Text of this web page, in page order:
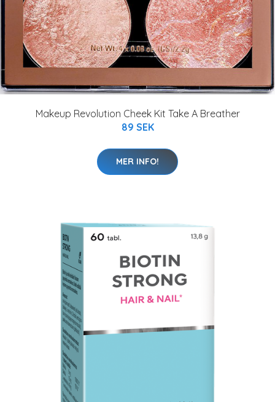
Makeup Revolution Cheek Kit Take A Breather
89 SEK
MER INFO!